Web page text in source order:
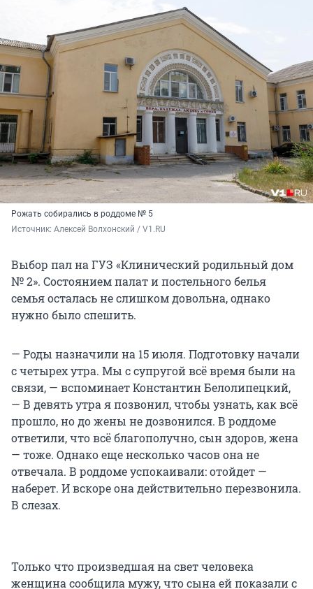
Рожать собирались в роддоме № 5
Источник: Алексей Волхонский / V1.RU
Выбор пал на ГУЗ «Клинический родильный дом
№ 2». Состоянием палат и постельного белья
семья осталась не слишком довольна, однако
нужно было спешить.
— Роды назначили на 15 июля. Подготовку начали
с четырех утра. Мы с супругой всё время были на
связи, — вспоминает Константин Белолипецкий,
— В девять утра я позвонил, чтобы узнать, как всё
прошло, но до жены не дозвонился. В роддоме
ответили, что всё благополучно, сын здоров, жена
— тоже. Однако еще несколько часов она не
отвечала. В роддоме успокаивали: отойдет —
наберет. И вскоре она действительно перезвонила.
В слезах.
Только что произведшая на свет человека
женщина сообщила мужу, что сына ей показали с